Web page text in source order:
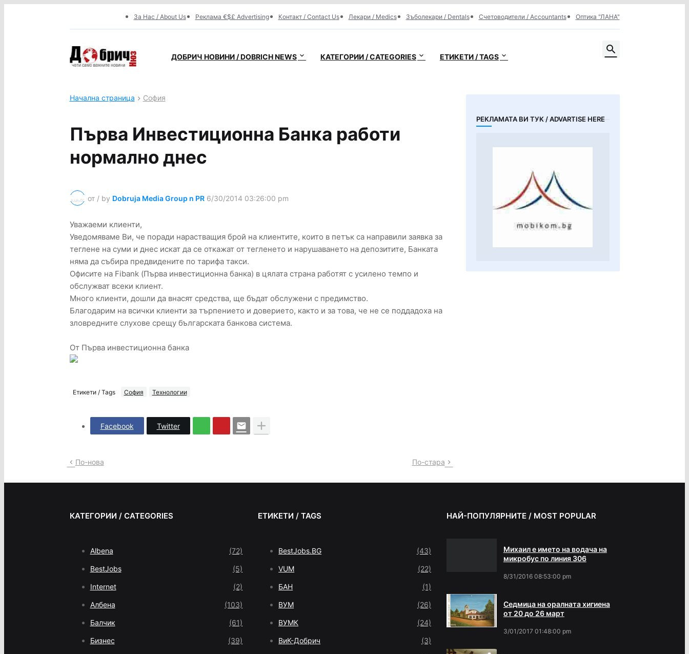
За Нас / About Us Реклама €$£ Advertising Контакт / Contact Us Лекари / Medics Зъболекари / Dentals Счетоводители / Accountants Оптика "ЛАНА"
ДОБРИЧ НОВИНИ / DOBRICH NEWS КАТЕГОРИИ / CATEGORIES ЕТИКЕТИ / TAGS
Начална страница София
Първа Инвестиционна Банка работи
нормално днес
от / by Dobruja Media Group n PR 6/30/2014 03:26:00 pm
Уважаеми клиенти,
Уведомяваме Ви, че поради нарастващия брой на клиентите, които в петък са направили заявка за
теглене на суми и днес искат да се откажат от тегленето и нарушаването на депозитите, Банката
няма да събира предвидените по тарифа такси.
Офисите на Fibank (Първа инвестиционна банка) в цялата страна работят с усилено темпо и
обслужват всеки клиент.
Много клиенти, дошли да внасят средства, ще бъдат обслужени с предимство.
Благодарим на всички клиенти за търпението и доверието, както и за това, че не се поддадоха на
зловредните слухове срещу българската банкова система.
От Първа инвестиционна банка
Етикети / Tags София Технологии
Facebook Twitter
По-нова По-стара
РЕКЛАМАТА ВИ ТУК / ADVARTISE HERE
КАТЕГОРИИ / CATEGORIES
Albena (72)
BestJobs (5)
Internet (2)
Албена (103)
Балчик (61)
Бизнес (39)
ЕТИКЕТИ / TAGS
BestJobs.BG (43)
VUM (22)
БАН (1)
ВУМ (26)
ВУМК (24)
ВиК-Добрич (3)
НАЙ-ПОПУЛЯРНИТЕ / MOST POPULAR
Михаил е името на водача на
микробус по линия 306
8/31/2016 08:53:00 pm
Седмица на оралната хигиена
от 20 до 26 март
3/01/2017 01:48:00 pm